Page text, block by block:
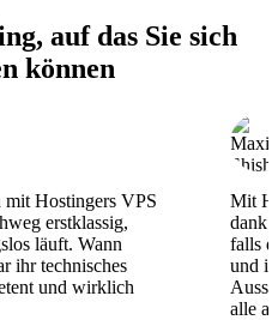
auf das Sie sich
können
Hostingers VPS
erstklassig,
läuft. Wann
ihr technisches
und wirklich
Mit
dank
falls
und
alle